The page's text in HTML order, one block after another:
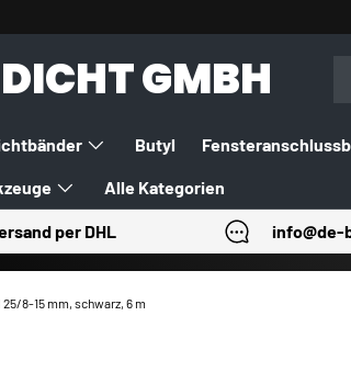
GMBH
Butyl
Alle Kategorien
per DHL
8-15 mm, schwarz, 6 m